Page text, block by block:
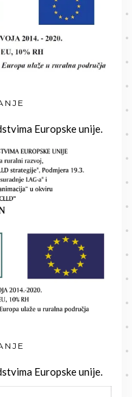
Europske unije.
Europske unije.